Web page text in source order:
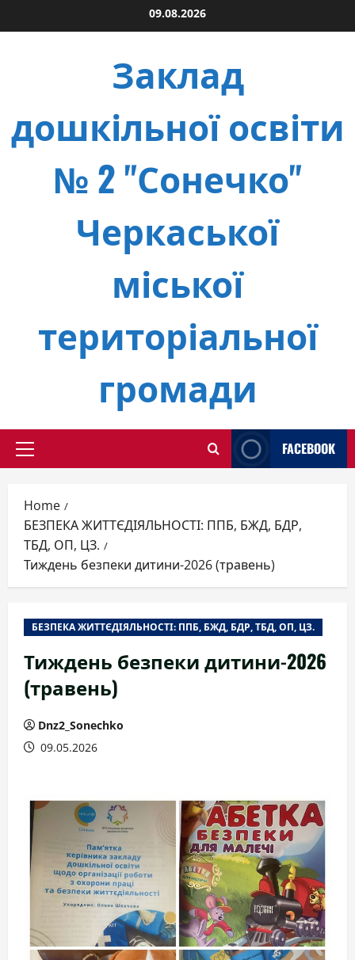
to
09.08.2026
Заклад
дошкільної освіти
№ 2 "Сонечко"
Черкаської
міської
територіальної
громади
Primary
FACEBOOK
Home
БЕЗПЕКА ЖИТТЄДІЯЛЬНОСТІ: ППБ, БЖД, БДР,
ТБД, ОП, ЦЗ.
Тиждень безпеки дитини-2026 (травень)
БЕЗПЕКА ЖИТТЄДІЯЛЬНОСТІ: ППБ, БЖД, БДР, ТБД, ОП, ЦЗ.
Тиждень безпеки дитини-2026
(травень)
Dnz2_Sonechko
09.05.2026